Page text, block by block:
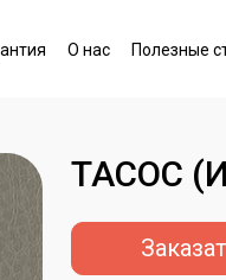
О нас Полезные
ТАСОС